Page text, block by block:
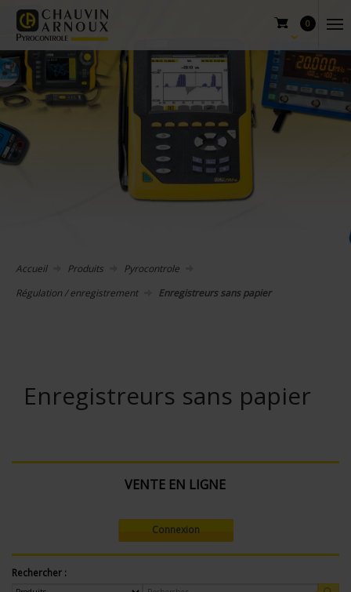
0
Accueil Produits
Pyrocontrole
Régulation / enregistrement
Enregistreurs sans papier
Enregistreurs sans papier
VENTE EN LIGNE
Connexion
Rechercher :